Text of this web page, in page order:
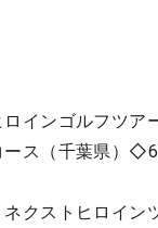
ロインゴルフツ
ース（千葉県）
クストヒロイ